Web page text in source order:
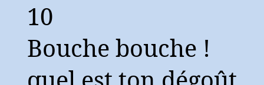
10
Bouche bouche !